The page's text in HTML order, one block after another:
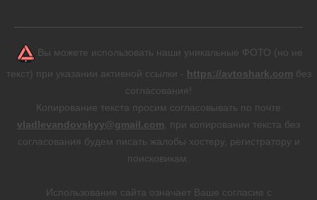
Вы можете использовать наши уникальные ФОТО (но не
текст) при указании активной ссылки - https://avtoshark.com без
согласования!
Копирование текста просим согласовывать по почте
vladlevandovskyy@gmail.com , при копировании текста без
согласования будем писать жалобы хостеру, регистратору и
поисковикам.
Использование сайта означает Ваше согласие с